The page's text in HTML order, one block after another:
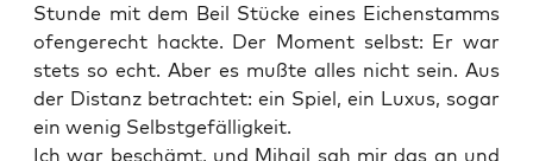
Stun­de mit dem Beil Stü­cke eines Eichen­stamms
ofen­ge­recht hack­te. Der Moment selbst: Er war
stets so echt. Aber es muß­te alles nicht sein. Aus
der Distanz betrach­tet: ein Spiel, ein Luxus, sogar
ein wenig Selbstgefälligkeit.
Ich war beschämt, und Mihail sah mir das an und